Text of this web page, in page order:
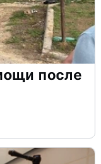
после